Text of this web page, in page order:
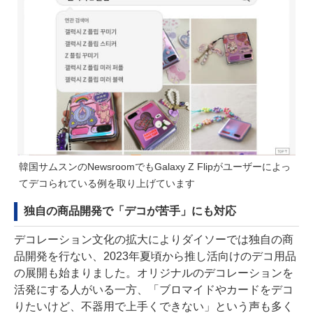
韓国サムスンのNewsroomでもGalaxy Z Flipがユーザーによっ
てデコられている例を取り上げています
独自の商品開発で「デコが苦手」にも対応
デコレーション文化の拡大によりダイソーでは独自の商
品開発を行ない、2023年夏頃から推し活向けのデコ用品
の展開も始まりました。オリジナルのデコレーションを
活発にする人がいる一方、「ブロマイドやカードをデコ
りたいけど、不器用で上手くできない」という声も多く